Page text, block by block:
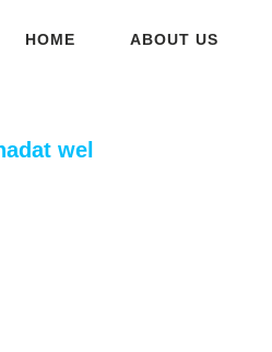
HOME ABOUT US
wel